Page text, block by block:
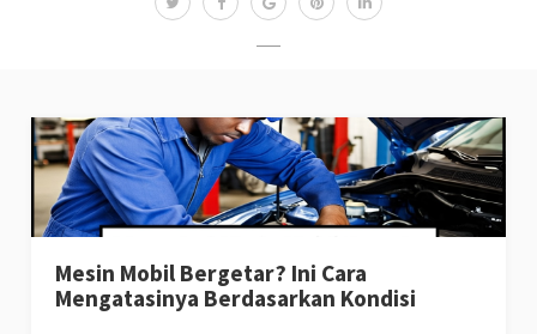
Mesin Mobil Bergetar? Ini Cara
Mengatasinya Berdasarkan Kondisi